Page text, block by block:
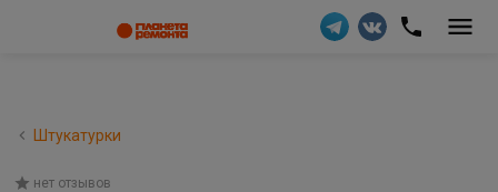
Штукатурки
нет отзывов